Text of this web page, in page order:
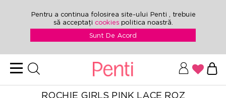
Pentru a continua folosirea site-ului Penti , trebuie
să acceptați cookies politica noastră.
Sunt De Acord
ROCHIE GIRLS PINK LACE ROZ